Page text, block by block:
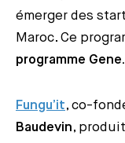
émerger des
Maroc. Ce
programme
Fungu’it, co-
Baudevin,